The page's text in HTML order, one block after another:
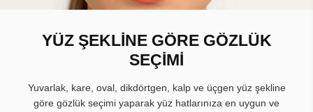
YÜZ ŞEKLİNE GÖRE GÖZLÜK
SEÇİMİ
Yuvarlak, kare, oval, dikdörtgen, kalp ve üçgen yüz şekline
göre gözlük seçimi yaparak yüz hatlarınıza en uygun ve